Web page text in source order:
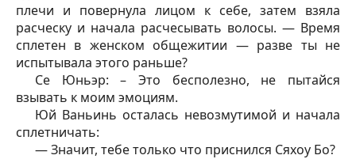
плечи и повернула лицом к себе, затем взяла
расческу и начала расчесывать волосы. — Время
сплетен в женском общежитии — разве ты не
испытывала этого раньше?
Се Юньэр: – Это бесполезно, не пытайся
взывать к моим эмоциям.
Юй Ваньинь осталась невозмутимой и начала
сплетничать:
— Значит, тебе только что приснился Сяхоу Бо?